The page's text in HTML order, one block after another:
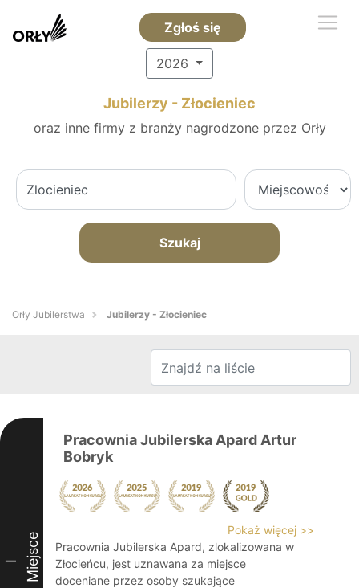
Zgłoś się
2026
Jubilerzy - Złocieniec
oraz inne firmy z branży nagrodzone przez Orły
Szukaj
Orły Jubilerstwa Jubilerzy - Złocieniec
I Miejsce
Pracownia Jubilerska Apard Artur
Bobryk
Pokaż więcej >>
Pracownia Jubilerska Apard, zlokalizowana w
Złocieńcu, jest uznawana za miejsce
doceniane przez osoby szukające